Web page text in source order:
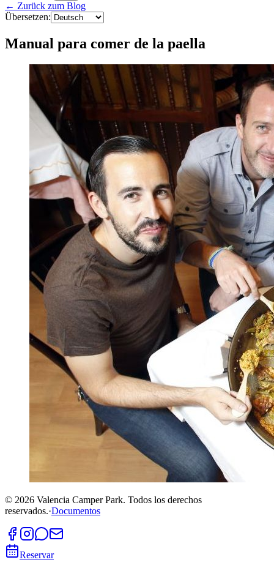
← Zurück zum Blog
Übersetzen:
Manual para comer de la paella
© 2026 Valencia Camper Park. Todos los derechos
reservados.·Documentos
Reservar